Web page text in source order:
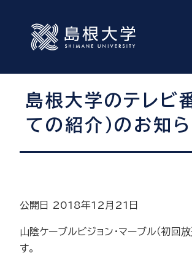
島根大学のテレビ
ての紹介）のお知
公開日 2018年12月21日
山陰ケーブルビジョン・マーブル（初回
す。